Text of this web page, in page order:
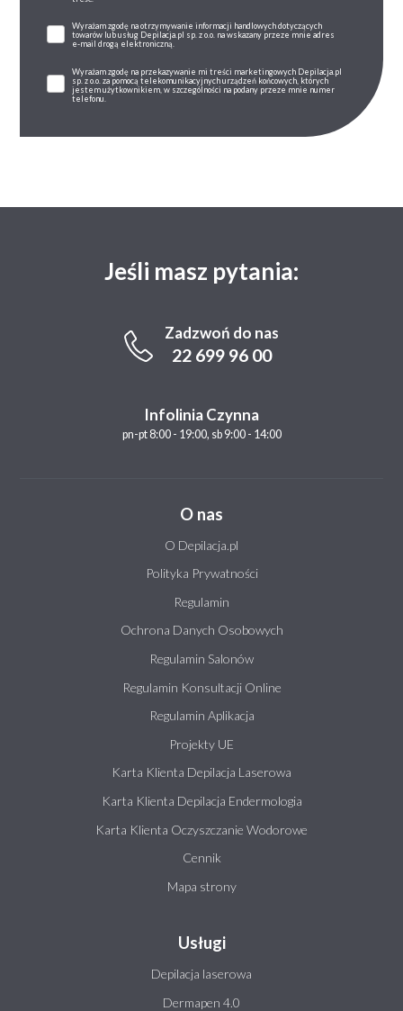
Wyrażam zgodę na otrzymywanie informacji handlowych dotyczących
towarów lub usług Depilacja.pl sp. z o.o. na wskazany przeze mnie adres
e-mail drogą elektroniczną.
Wyrażam zgodę na przekazywanie mi treści marketingowych Depilacja.pl
sp. z o.o. za pomocą telekomunikacyjnych urządzeń końcowych, których
jestem użytkownikiem, w szczególności na podany przeze mnie numer
telefonu.
Jeśli masz pytania:
Zadzwoń do nas
22 699 96 00
Infolinia Czynna
pn-pt 8:00 - 19:00, sb 9:00 - 14:00
O nas
O Depilacja.pl
Polityka Prywatności
Regulamin
Ochrona Danych Osobowych
Regulamin Salonów
Regulamin Konsultacji Online
Regulamin Aplikacja
Projekty UE
Karta Klienta Depilacja Laserowa
Karta Klienta Depilacja Endermologia
Karta Klienta Oczyszczanie Wodorowe
Cennik
Mapa strony
Usługi
Depilacja laserowa
Dermapen 4.0